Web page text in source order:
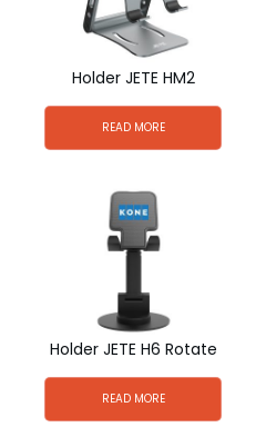
Holder JETE HM2
READ MORE
Holder JETE H6 Rotate
READ MORE